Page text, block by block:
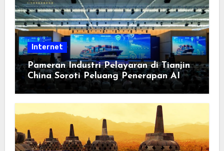
Internet
Pameran Industri Pelayaran di Tianjin
China Soroti Peluang Penerapan AI